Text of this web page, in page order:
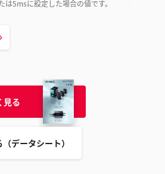
5msに設定した場合の値です。
見る
データシート）